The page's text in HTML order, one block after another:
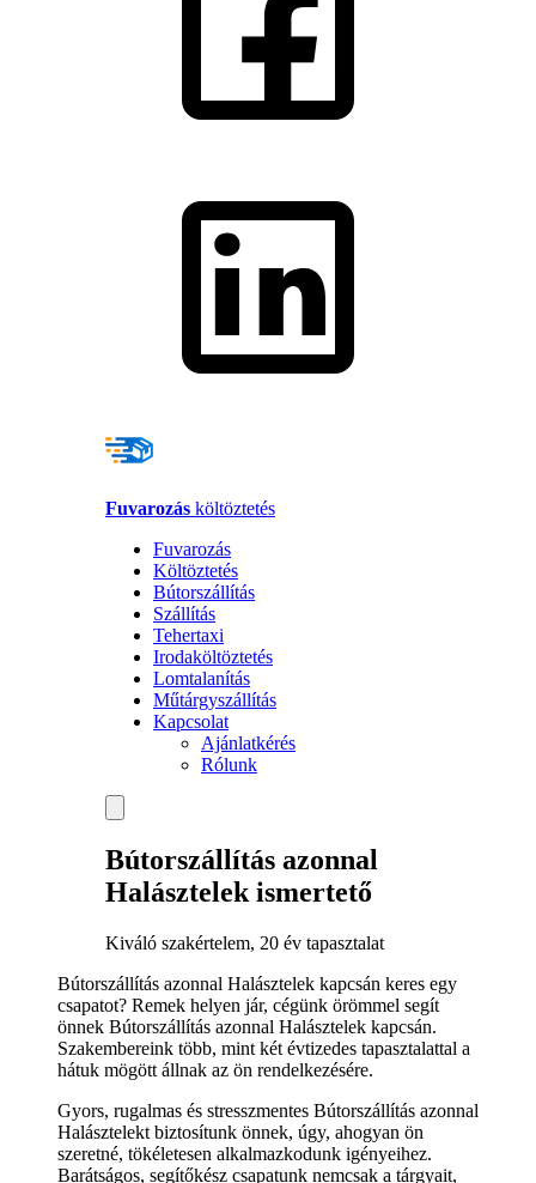
Fuvarozás költöztetés
Fuvarozás
Költöztetés
Bútorszállítás
Szállítás
Tehertaxi
Irodaköltöztetés
Lomtalanítás
Műtárgyszállítás
Kapcsolat
Ajánlatkérés
Rólunk
Bútorszállítás azonnal
Halásztelek ismertető
Kiváló szakértelem, 20 év tapasztalat
Bútorszállítás azonnal Halásztelek kapcsán keres egy
csapatot? Remek helyen jár, cégünk örömmel segít
önnek Bútorszállítás azonnal Halásztelek kapcsán.
Szakembereink több, mint két évtizedes tapasztalattal a
hátuk mögött állnak az ön rendelkezésére.
Gyors, rugalmas és stresszmentes Bútorszállítás azonnal
Halásztelekt biztosítunk önnek, úgy, ahogyan ön
szeretné, tökéletesen alkalmazkodunk igényeihez.
Barátságos, segítőkész csapatunk nemcsak a tárgyait,